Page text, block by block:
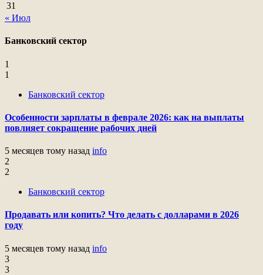
31
« Июл
Банковский сектор
1
1
Банковский сектор
Особенности зарплаты в феврале 2026: как на выплаты
повлияет сокращение рабочих дней
5 месяцев тому назад info
2
2
Банковский сектор
Продавать или копить? Что делать с долларами в 2026
году
5 месяцев тому назад info
3
3